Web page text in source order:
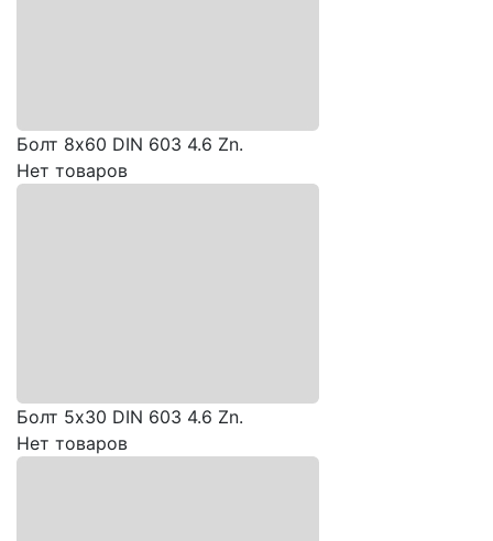
Болт 8х60 DIN 603 4.6 Zn.
Нет товаров
Болт 5х30 DIN 603 4.6 Zn.
Нет товаров